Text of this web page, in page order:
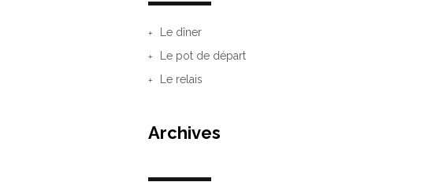
Le dîner
Le pot de départ
Le relais
Archives